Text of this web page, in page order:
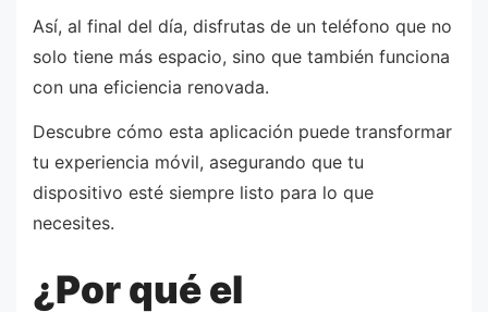
Así, al final del día, disfrutas de un teléfono que no
solo tiene más espacio, sino que también funciona
con una eficiencia renovada.
Descubre cómo esta aplicación puede transformar
tu experiencia móvil, asegurando que tu
dispositivo esté siempre listo para lo que
necesites.
¿Por qué el